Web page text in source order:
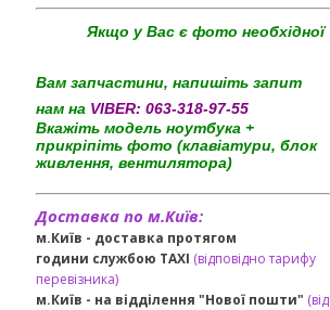
Якщо у Вас є фото необхідної
Вам запчастини, напишіть запит
нам на VIBER: 063-318-97-55
Вкажіть модель ноутбука +
прикріпіть фото (клавіатури, блок
живлення, вентилятора)
Доставка по м.Київ:
м.Київ - доставка протягом
години службою TAXI (відповідно тарифу
перевізника)
м.Київ - на відділення "Нової пошти" (від